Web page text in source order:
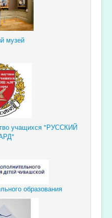
музей
учащихся "РУССКИЙ
образования